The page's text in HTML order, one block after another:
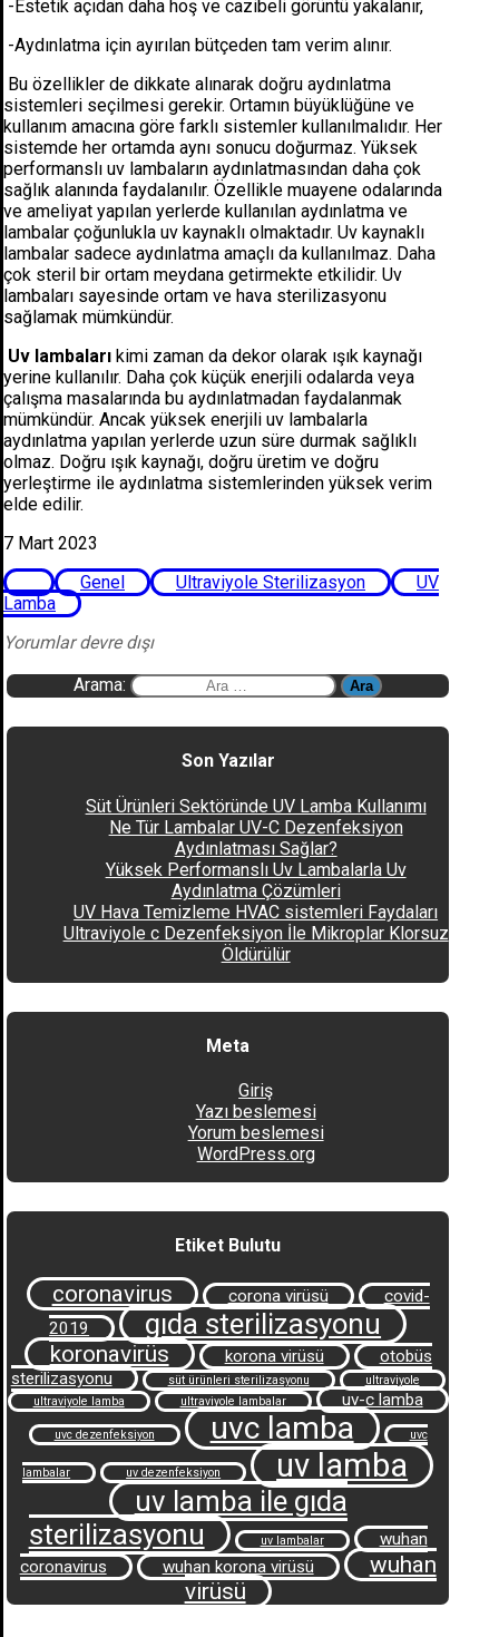
-Estetik açıdan daha hoş ve cazibeli görüntü yakalanır,
-Aydınlatma için ayırılan bütçeden tam verim alınır.
Bu özellikler de dikkate alınarak doğru aydınlatma
sistemleri seçilmesi gerekir. Ortamın büyüklüğüne ve
kullanım amacına göre farklı sistemler kullanılmalıdır. Her
sistemde her ortamda aynı sonucu doğurmaz. Yüksek
performanslı uv lambaların aydınlatmasından daha çok
sağlık alanında faydalanılır. Özellikle muayene odalarında
ve ameliyat yapılan yerlerde kullanılan aydınlatma ve
lambalar çoğunlukla uv kaynaklı olmaktadır. Uv kaynaklı
lambalar sadece aydınlatma amaçlı da kullanılmaz. Daha
çok steril bir ortam meydana getirmekte etkilidir. Uv
lambaları sayesinde ortam ve hava sterilizasyonu
sağlamak mümkündür.
Uv lambaları kimi zaman da dekor olarak ışık kaynağı
yerine kullanılır. Daha çok küçük enerjili odalarda veya
çalışma masalarında bu aydınlatmadan faydalanmak
mümkündür. Ancak yüksek enerjili uv lambalarla
aydınlatma yapılan yerlerde uzun süre durmak sağlıklı
olmaz. Doğru ışık kaynağı, doğru üretim ve doğru
yerleştirme ile aydınlatma sistemlerinden yüksek verim
elde edilir.
7 Mart 2023
Genel
Ultraviyole Sterilizasyon
UV
Lamba
Yorumlar devre dışı
Arama:
Son Yazılar
Süt Ürünleri Sektöründe UV Lamba Kullanımı
Ne Tür Lambalar UV-C Dezenfeksiyon
Aydınlatması Sağlar?
Yüksek Performanslı Uv Lambalarla Uv
Aydınlatma Çözümleri
UV Hava Temizleme HVAC sistemleri Faydaları
Ultraviyole c Dezenfeksiyon İle Mikroplar Klorsuz
Öldürülür
Meta
Giriş
Yazı beslemesi
Yorum beslemesi
WordPress.org
Etiket Bulutu
coronavirus corona virüsü
covid-
2019
gıda sterilizasyonu
koronavirüs korona virüsü
otobüs
sterilizasyonu
süt ürünleri sterilizasyonu
ultraviyole
ultraviyole lamba
ultraviyole lambalar uv-c lamba
uvc dezenfeksiyon uvc lamba uvc
lambalar uv dezenfeksiyon uv lamba
uv lamba ile gıda
sterilizasyonu
uv lambalar
wuhan
coronavirus
wuhan korona virüsü
wuhan
virüsü